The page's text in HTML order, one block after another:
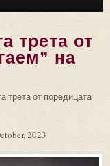
трета от
на
трета от поредицата
2023